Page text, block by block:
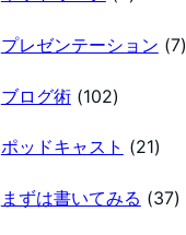
プレゼンテーション (7)
ブログ術(102)
ポッドキャスト (21)
まずは書いてみる (37)